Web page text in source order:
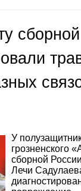
У
грозненского
сборной
Лечи